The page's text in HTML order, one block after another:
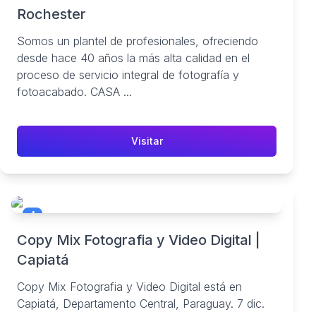
Rochester
Somos un plantel de profesionales, ofreciendo
desde hace 40 años la más alta calidad en el
proceso de servicio integral de fotografía y
fotoacabado. CASA ...
Visitar
4
Copy Mix Fotografia y Video Digital |
Capiatá
Copy Mix Fotografia y Video Digital está en
Capiatá, Departamento Central, Paraguay. 7 dic.